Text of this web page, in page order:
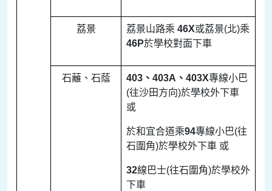
荔景 荔景山路乘 46X或荔景(北)乘
46P於學校對面下車
石蘺、石蔭 403 、 403A 、 403X專線小巴
(往沙田方向)於學校外下車
或
於和宜合道乘94專線小巴(往
石圍角)於學校外下車 或
32線巴士(往石圍角)於學校外
下車